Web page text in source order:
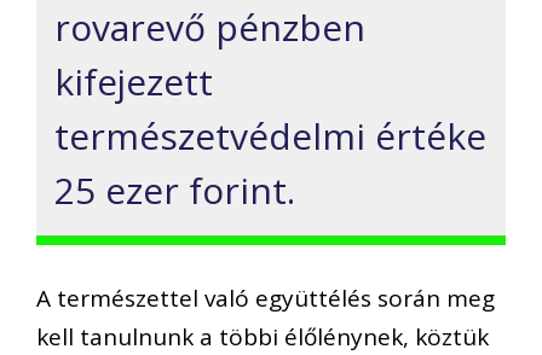
rovarevő pénzben
kifejezett
természetvédelmi értéke
25 ezer forint.
A természettel való együttélés során meg
kell tanulnunk a többi élőlénynek, köztük